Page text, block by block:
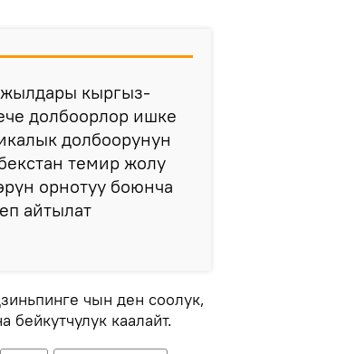
кыргыз-
долбоорлор ишке
долбоорунун
темир жолу
орнотуу боюнча
айтылат
чын ден соолук,
каалайт.